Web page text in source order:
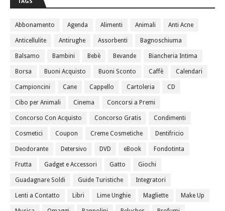
Abbonamento Agenda Alimenti Animali Anti Acne
Anticellulite Antirughe Assorbenti Bagnoschiuma
Balsamo Bambini Bebè Bevande Biancheria Intima
Borsa Buoni Acquisto Buoni Sconto Caffè Calendari
Campioncini Cane Cappello Cartoleria CD
Cibo per Animali Cinema Concorsi a Premi
Concorso Con Acquisto Concorso Gratis Condimenti
Cosmetici Coupon Creme Cosmetiche Dentifricio
Deodorante Detersivo DVD eBook Fondotinta
Frutta Gadget e Accessori Gatto Giochi
Guadagnare Soldi Guide Turistiche Integratori
Lenti a Contatto Libri Lime Unghie Magliette Make Up